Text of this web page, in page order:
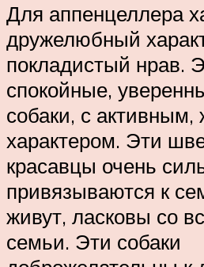
Для аппенцеллера
дружелюбный
покладистый нрав.
спокойные,
собаки, с
характером. Эти
красавцы очень
привязываются к
живут, ласковы со
семьи. Эти собаки